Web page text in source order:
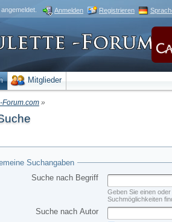
Anmelden Registrieren
Mitglieder
Forum.com »
Suchangaben
Suche nach Begriff
Geben Sie einen
Suchmöglichkeiten
Suche nach Autor